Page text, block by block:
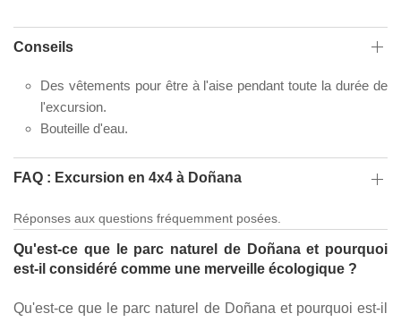
Conseils
Des vêtements pour être à l'aise pendant toute la durée de
l'excursion.
Bouteille d'eau.
FAQ : Excursion en 4x4 à Doñana
Réponses aux questions fréquemment posées.
Qu'est-ce que le parc naturel de Doñana et pourquoi
est-il considéré comme une merveille écologique ?
Qu'est-ce que le parc naturel de Doñana et pourquoi est-il